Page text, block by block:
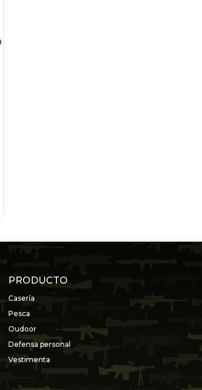
PRODUCTO
Casería
Pesca
Oudoor
Defensa personal
Vestimenta